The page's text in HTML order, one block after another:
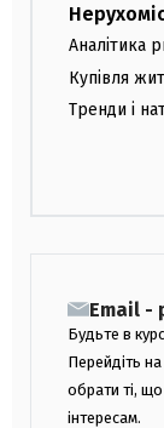
Аналітика
Купівля
Тренди і
Email -
Будьте в
Перейдіть
обрати ті,
інтересам.